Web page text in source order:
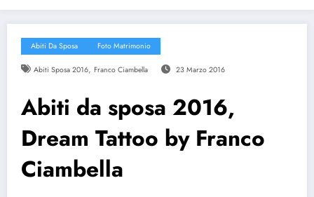
Abiti Da Sposa Foto Matrimonio
Abiti Sposa 2016, Franco Ciambella 23 Marzo 2016
Abiti da sposa 2016,
Dream Tattoo by Franco
Ciambella